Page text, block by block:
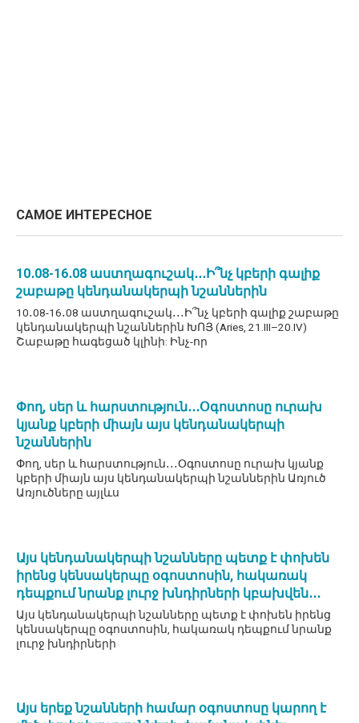
САМОЕ ИНТЕРЕСНОЕ
10․08-16․08 աստղագուշակ․․․Ի՞նչ կբերի գալիք
շաբաթը կենդանակերպի նշաններին
10․08-16․08 աստղագուշակ․․․Ի՞նչ կբերի գալիք շաբաթը
կենդանակերպի նշաններին ԽՈՅ (Aries, 21.III–20.IV)
Շաբաթը հագեցած կլինի: Ինչ-որ
Փող, սեր և հարստություն․․․Օգոստոսը ուրախ
կյանք կբերի միայն այս կենդանակերպի
նշաններին
Փող, սեր և հարստություն․․․Օգոստոսը ուրախ կյանք
կբերի միայն այս կենդանակերպի նշաններին Առյուծ
Առյուծները այլևս
Այս կենդանակերպի նշանները պետք է փոխեն
իրենց կենսակերպը օգոստոսին, հակառակ
դեպքում նրանք լուրջ խնդիրների կբախվեն․․․
Այս կենդանակերպի նշանները պետք է փոխեն իրենց
կենսակերպը օգոստոսին, հակառակ դեպքում նրանք
լուրջ խնդիրների
Այս երեք նշանների համար օգոստոսը կարող է